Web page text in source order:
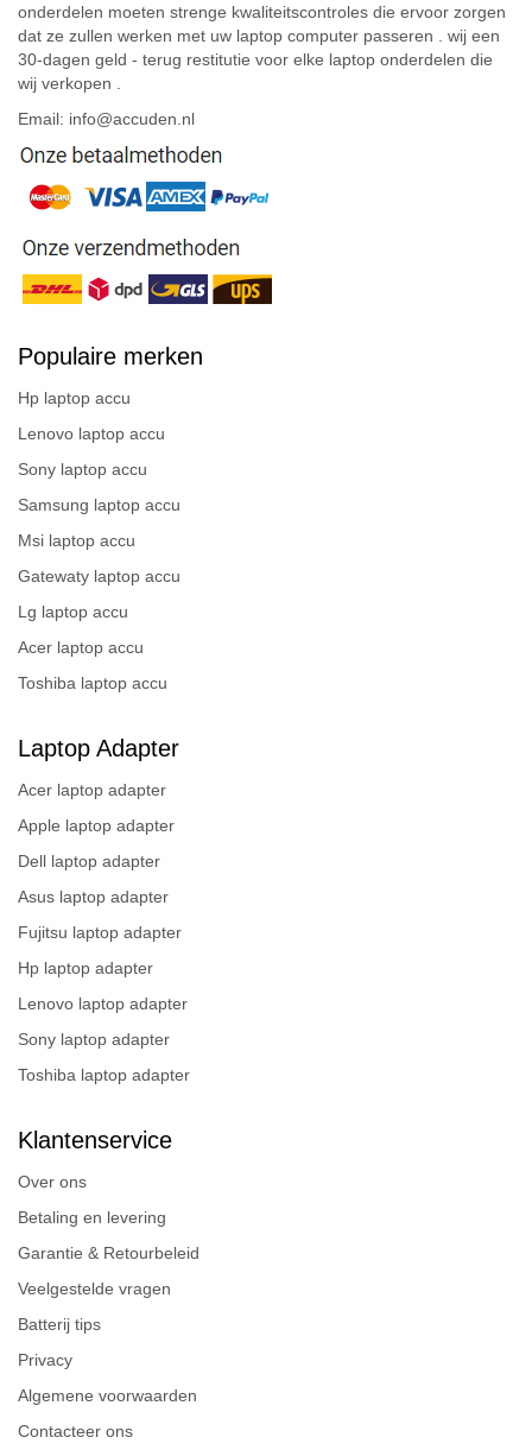
onderdelen moeten strenge kwaliteitscontroles die ervoor zorgen
dat ze zullen werken met uw laptop computer passeren . wij een
30-dagen geld - terug restitutie voor elke laptop onderdelen die
wij verkopen .
Email: info@accuden.nl
Populaire merken
Hp laptop accu
Lenovo laptop accu
Sony laptop accu
Samsung laptop accu
Msi laptop accu
Gatewaty laptop accu
Lg laptop accu
Acer laptop accu
Toshiba laptop accu
Laptop Adapter
Acer laptop adapter
Apple laptop adapter
Dell laptop adapter
Asus laptop adapter
Fujitsu laptop adapter
Hp laptop adapter
Lenovo laptop adapter
Sony laptop adapter
Toshiba laptop adapter
Klantenservice
Over ons
Betaling en levering
Garantie & Retourbeleid
Veelgestelde vragen
Batterij tips
Privacy
Algemene voorwaarden
Contacteer ons